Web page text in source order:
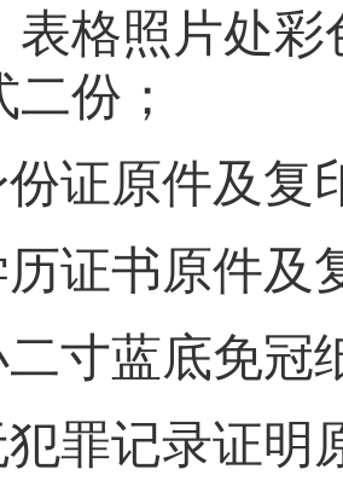
表格照片处
份；
证原件及复
证书原件及
寸蓝底免冠
犯罪记录证明